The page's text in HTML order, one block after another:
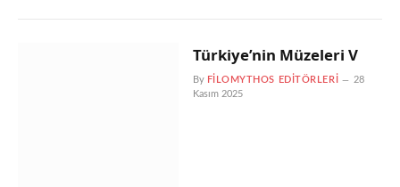
Türkiye’nin Müzeleri V
By FILOMYTHOS EDITÖRLERI
28
Kasım 2025